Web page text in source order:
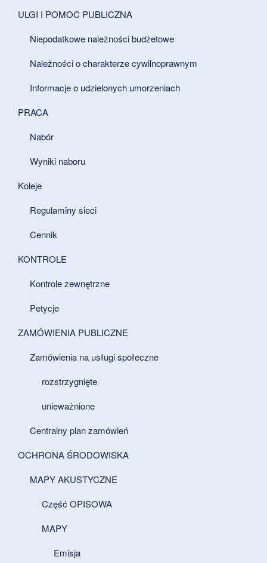
ULGI I POMOC PUBLICZNA
Niepodatkowe należności budżetowe
Należności o charakterze cywilnoprawnym
Informacje o udzielonych umorzeniach
PRACA
Nabór
Wyniki naboru
Koleje
Regulaminy sieci
Cennik
KONTROLE
Kontrole zewnętrzne
Petycje
ZAMÓWIENIA PUBLICZNE
Zamówienia na usługi społeczne
rozstrzygnięte
unieważnione
Centralny plan zamówień
OCHRONA ŚRODOWISKA
MAPY AKUSTYCZNE
Część OPISOWA
MAPY
Emisja